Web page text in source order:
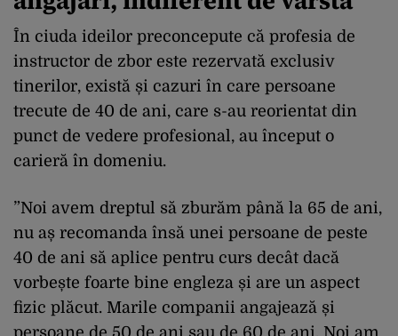
În ciuda ideilor preconcepute că profesia de
instructor de zbor este rezervată exclusiv
tinerilor, există și cazuri în care persoane
trecute de 40 de ani, care s-au reorientat din
punct de vedere profesional, au început o
carieră în domeniu.
”Noi avem dreptul să zburăm până la 65 de ani,
nu aș recomanda însă unei persoane de peste
40 de ani să aplice pentru curs decât dacă
vorbește foarte bine engleza și are un aspect
fizic plăcut. Marile companii angajează și